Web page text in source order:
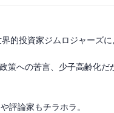
的投資家ジムロジャーズに
策への苦言、少子高齢化だ
評論家もチラホラ。